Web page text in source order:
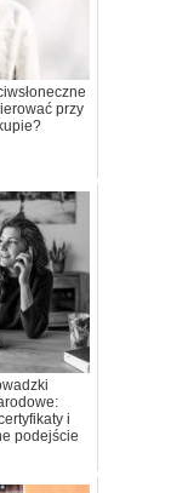
przy
i
podejście